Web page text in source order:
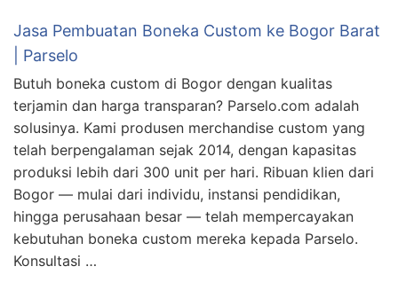
Jasa Pembuatan Boneka Custom ke Bogor Barat
| Parselo
Butuh boneka custom di Bogor dengan kualitas
terjamin dan harga transparan? Parselo.com adalah
solusinya. Kami produsen merchandise custom yang
telah berpengalaman sejak 2014, dengan kapasitas
produksi lebih dari 300 unit per hari. Ribuan klien dari
Bogor — mulai dari individu, instansi pendidikan,
hingga perusahaan besar — telah mempercayakan
kebutuhan boneka custom mereka kepada Parselo.
Konsultasi …